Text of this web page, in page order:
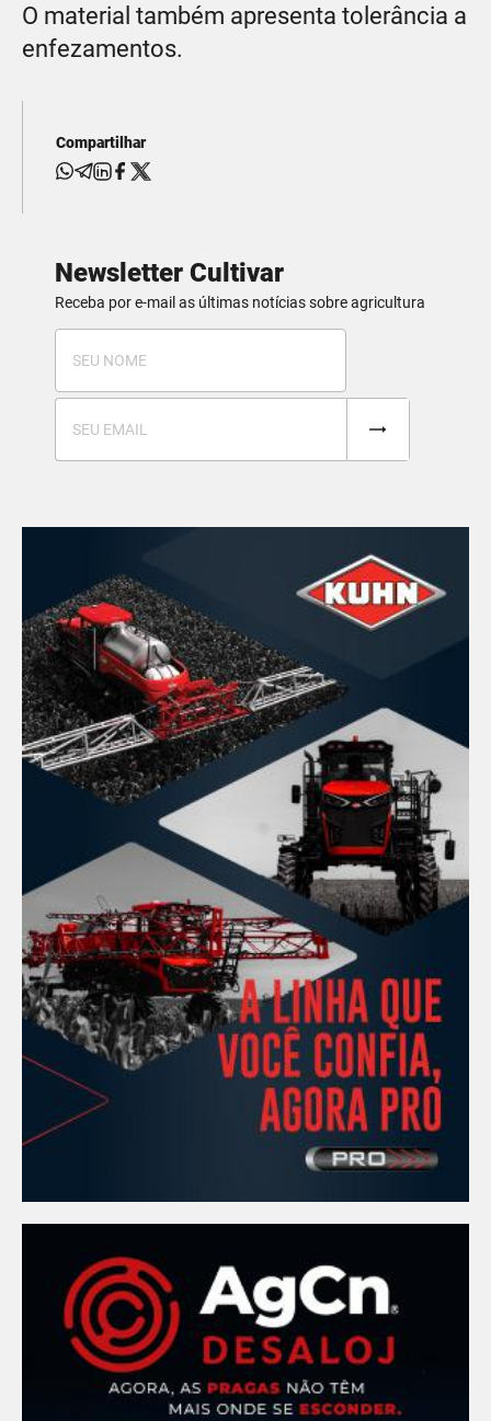
O material também apresenta tolerância a
enfezamentos.
Compartilhar
Newsletter Cultivar
Receba por e-mail as últimas notícias sobre agricultura